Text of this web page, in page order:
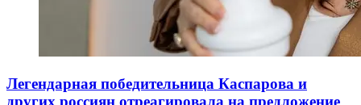
Легендарная победительница Каспарова и
других россиян отреагировала на предложение